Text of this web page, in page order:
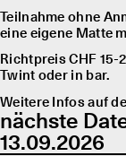
Teilnahme ohne
eine eigene Matte
Richtpreis CHF
Twint oder in bar.
Weitere Infos auf
nächste
13.09.2026